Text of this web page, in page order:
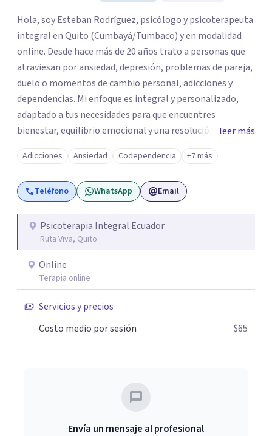
Hola, soy Esteban Rodríguez, psicólogo y psicoterapeuta
integral en Quito (Cumbayá/Tumbaco) y en modalidad
online. Desde hace más de 20 años trato a personas que
atraviesan por ansiedad, depresión, problemas de pareja,
duelo o momentos de cambio personal, adicciones y
dependencias. Mi enfoque es integral y personalizado,
adaptado a tus necesidades para que encuentres
bienestar, equilibrio emocional y una resolución duradera
en el tiempo. Ofrezco sesiones presenciales y terapia en
línea para quienes viven en otras ciudades de Ecuador o en
el exterior. Si quieres agendar una sesión o recibir más
información, escríbeme por WhatsApp o visita mi sitio
leer más
Adicciones Ansiedad Codependencia +7 más
Teléfono WhatsApp Email
Psicoterapia Integral Ecuador
Ruta Viva, Quito
Online
Terapia online
Servicios y precios
Costo medio por sesión
$65
Envía un mensaje al profesional